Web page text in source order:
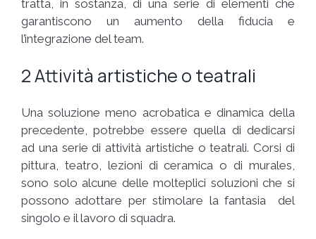
tratta, in sostanza, di una serie di elementi che
garantiscono un aumento della fiducia e
l’integrazione del team.
2 Attività artistiche o teatrali
Una soluzione meno acrobatica e dinamica della
precedente, potrebbe essere quella di dedicarsi
ad una serie di attività artistiche o teatrali. Corsi di
pittura, teatro, lezioni di ceramica o di murales,
sono solo alcune delle molteplici soluzioni che si
possono adottare per stimolare la fantasia del
singolo e il lavoro di squadra.